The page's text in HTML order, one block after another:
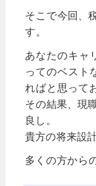
そこで今回、
す。
あなたのキャ
ってのベスト
ればと思って
その結果、現
良し。
貴方の将来設
多くの方から